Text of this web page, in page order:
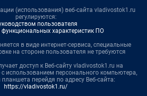
(использования) веб-сайта vladivostok1.ru
регулируются:
пользователя
характеристик ПО
в виде интернет-сервиса, специальные
на стороне пользователя не требуются
доступ к Веб-сайту vladivostok1.ru на
использованием персонального компьютера,
перейдя по адресу Веб-сайта:
https://vladivostok1.ru/